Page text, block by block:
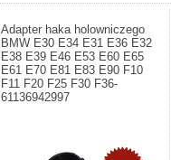
Adapter haka holowniczego
BMW E30 E34 E31 E36 E32
E38 E39 E46 E53 E60 E65
E61 E70 E81 E83 E90 F10
F11 F20 F25 F30 F36-
61136942997